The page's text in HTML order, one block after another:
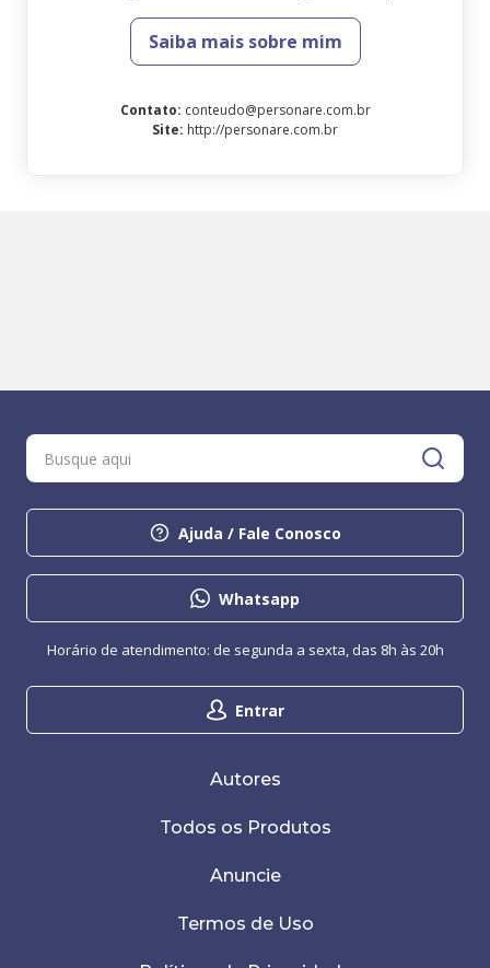
Saiba mais sobre mim
Contato: conteudo@personare.com.br
Site: http://personare.com.br
Ajuda / Fale Conosco
Whatsapp
Entrar
Horário de atendimento: de segunda a sexta, das 8h às 20h
Autores
Todos os Produtos
Anuncie
Termos de Uso